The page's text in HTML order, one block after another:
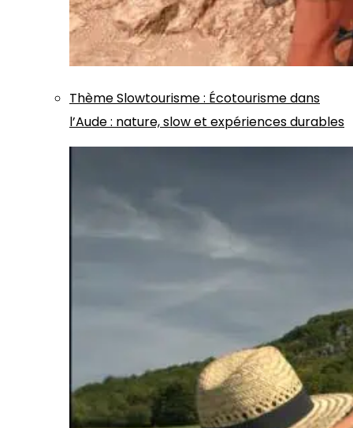
ThèmeSlowtourisme: Écotourisme dans
l’Aude : nature, slow et expériences durables